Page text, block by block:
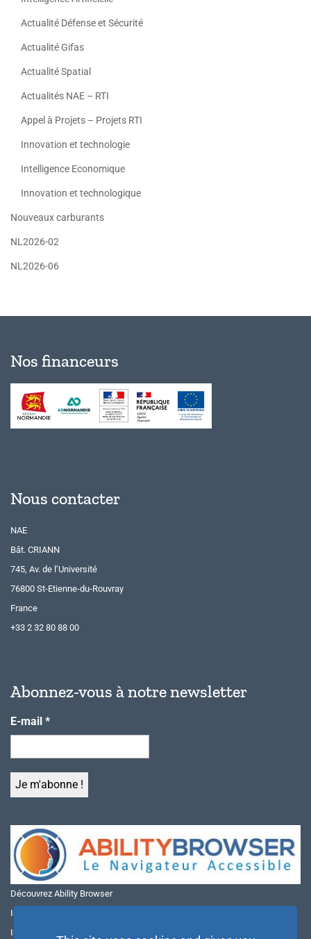
Actualité Défense et Sécurité
Actualité Gifas
Actualité Spatial
Actualités NAE – RTI
Appel à Projets – Projets RTI
Innovation et technologie
Intelligence Economique
Innovation et technologique
Nouveaux carburants
NL2026-02
NL2026-06
Nos financeurs
Nous contacter
NAE
Bât. CRIANN
745, Av. de l’Université
76800 St-Etienne-du-Rouvray
France
+33 2 32 80 88 00
Abonnez-vous à notre newsletter
E-mail *
Découvrez Ability Browser
Installer Ability Browser sur Windows
Installer Ability Browser sur Mac